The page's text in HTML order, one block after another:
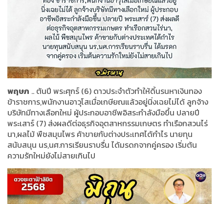
พฤษภ .. ต้นปี พระศุกร์ (6) ดาวประจำตัวทำให้ดิ้นรนหาเงินทอง
ข้าราชการ,พนักงานอาวุโสเมื่อเกษียณแล้วอยู่นิ่งเฉยไม่ได้ ลูกจ้าง
บริษัทมีทางเลือกใหม่ ผู้ประกอบอาชีพอิสระกำลังมือขึ้น ปลายปี
พระเสาร์ (7) ส่งผลดีต่อธุรกิจอุตสาหกรรมเกษตร ทำเรือกสวนไร่
นา,ผลไม้ พืชสมุนไพร ค้าขายกับต่างประเทศได้กำไร นายทุน
สนับสนุน นร,นศ.การเรียนราบรื่น ได้มรดกจากคู่ครอง เริ่มต้น
ความรักใหม่ยังไม่สายเกินไป